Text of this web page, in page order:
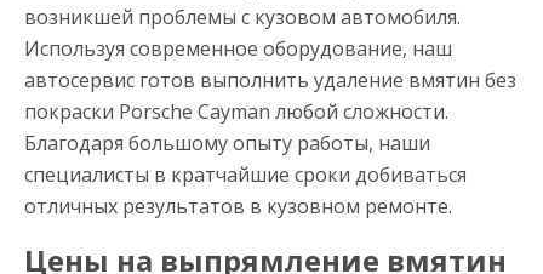
возникшей проблемы с кузовом автомобиля.
Используя современное оборудование, наш
автосервис готов выполнить удаление вмятин без
покраски Porsche Cayman любой сложности.
Благодаря большому опыту работы, наши
специалисты в кратчайшие сроки добиваться
отличных результатов в кузовном ремонте.
Цены на выпрямление вмятин